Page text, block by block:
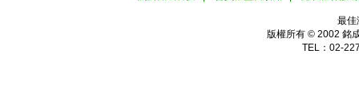
最佳
版權所有 © 2002 銘
TEL：02-